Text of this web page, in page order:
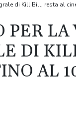
di Kill Bill, resta al
PER
DI
AL